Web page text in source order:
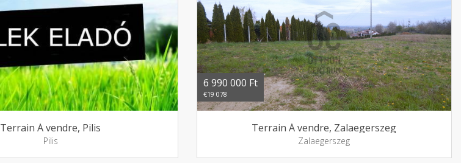
Terrain Á vendre, Pilis
Pilis
6 990 000 Ft
€19 078
Terrain Á vendre, Zalaegerszeg
Zalaegerszeg